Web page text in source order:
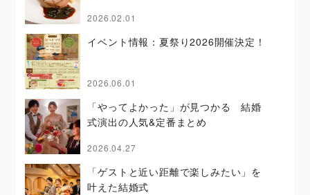
2026.02.01
イベント情報：夏祭り2026開催決定！
2026.06.01
「やってよかった」が見つかる 結婚
式演出の人気&定番まとめ
2026.04.27
「ゲストと近い距離で楽しみたい」を
叶えた結婚式